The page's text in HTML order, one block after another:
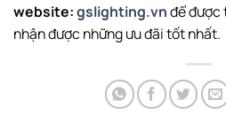
website:gslighting.vnđể được
nhận được những ưu đãi tốt nhất.